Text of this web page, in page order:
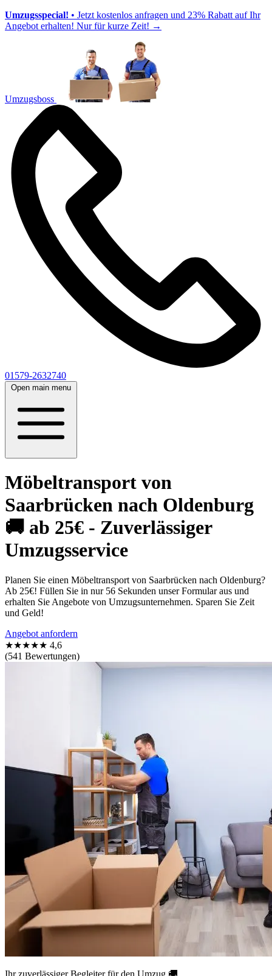
Umzugsspecial! • Jetzt kostenlos anfragen und 23% Rabatt auf Ihr
Angebot erhalten! Nur für kurze Zeit! →
Umzugsboss
01579-2632740
Open main menu
Möbeltransport von
Saarbrücken nach Oldenburg
🚚 ab 25€ - Zuverlässiger
Umzugsservice
Planen Sie einen Möbeltransport von Saarbrücken nach Oldenburg?
Ab 25€! Füllen Sie in nur 56 Sekunden unser Formular aus und
erhalten Sie Angebote von Umzugsunternehmen. Sparen Sie Zeit
und Geld!
Angebot anfordern
★★★★★ 4,6
(541 Bewertungen)
Ihr zuverlässiger Begleiter für den Umzug 🚚